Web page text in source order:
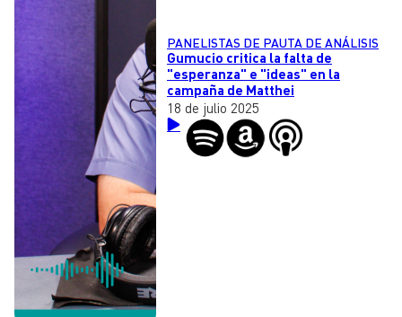
PANELISTAS DE PAUTA DE ANÁLISIS
Gumucio critica la falta de
"esperanza" e "ideas" en la
campaña de Matthei
18 de julio 2025